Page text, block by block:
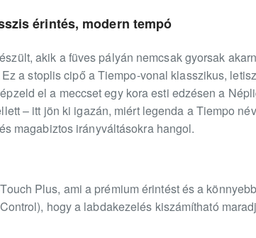
érintés, modern tempó
akik a füves pályán nemcsak gyorsak
a stoplis cipő a Tiempo-vonal klasszikus,
el a meccset egy kora esti edzésen a
– itt jön ki igazán, miért legenda a Tiempo
magabiztos irányváltásokra hangol.
Plus, ami a prémium érintést és a
hogy a labdakezelés kiszámítható